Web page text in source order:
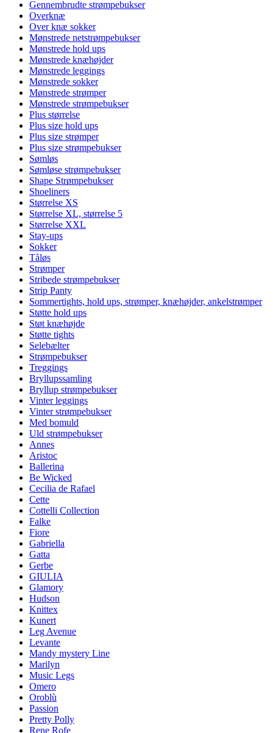
Gennembrudte strømpebukser
Overknæ
Over knæ sokker
Mønstrede netstrømpebukser
Mønstrede hold ups
Mønstrede knæhøjder
Mønstrede leggings
Mønstrede sokker
Mønstrede strømper
Mønstrede strømpebukser
Plus størrelse
Plus size hold ups
Plus size strømper
Plus size strømpebukser
Sømløs
Sømløse strømpebukser
Shape Strømpebukser
Shoeliners
Størrelse XS
Størrelse XL, størrelse 5
Størrelse XXL
Stay-ups
Sokker
Tåløs
Strømper
Stribede strømpebukser
Strip Panty
Sommertights, hold ups, strømper, knæhøjder, ankelstrømper
Støtte hold ups
Støt knæhøjde
Støtte tights
Selebælter
Strømpebukser
Treggings
Bryllupssamling
Bryllup strømpebukser
Vinter leggings
Vinter strømpebukser
Med bomuld
Uld strømpebukser
Annes
Aristoc
Ballerina
Be Wicked
Cecilia de Rafael
Cette
Cottelli Collection
Falke
Fiore
Gabriella
Gatta
Gerbe
GIULIA
Glamory
Hudson
Knittex
Kunert
Leg Avenue
Levante
Mandy mystery Line
Marilyn
Music Legs
Omero
Oroblù
Passion
Pretty Polly
Rene Rofe